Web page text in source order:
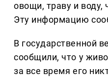
овощи, траву и воду,
Эту информацию
В государственной
сообщили, что у
за все время его